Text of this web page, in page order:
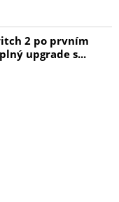
2 po prvním
upgrade s...